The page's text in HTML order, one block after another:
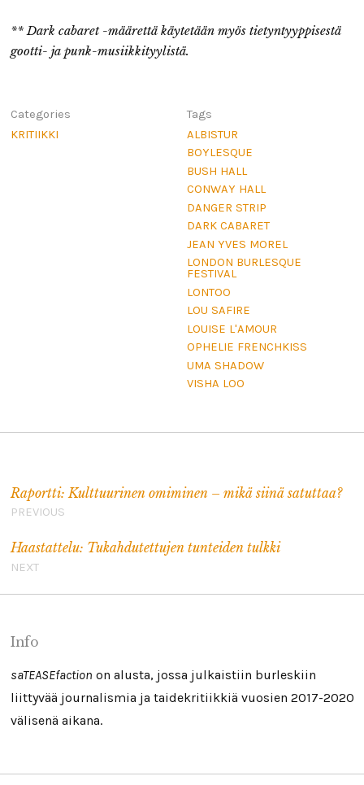
** Dark cabaret -määrettä käytetään myös tietyntyyppisestä
gootti- ja punk-musiikkityylistä.
Categories
KRITIIKKI
Tags
ALBISTUR
BOYLESQUE
BUSH HALL
CONWAY HALL
DANGER STRIP
DARK CABARET
JEAN YVES MOREL
LONDON BURLESQUE
FESTIVAL
LONTOO
LOU SAFIRE
LOUISE L'AMOUR
OPHELIE FRENCHKISS
UMA SHADOW
VISHA LOO
Raportti: Kulttuurinen omiminen – mikä siinä satuttaa?
PREVIOUS
Haastattelu: Tukahdutettujen tunteiden tulkki
NEXT
Info
saTEASEfaction on alusta, jossa julkaistiin burleskiin
liittyvää journalismia ja taidekritiikkiä vuosien 2017-2020
välisenä aikana.